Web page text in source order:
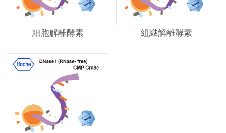
細胞解離酵素 組織解離酵素